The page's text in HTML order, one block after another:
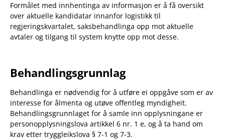
Formålet med innhentinga av informasjon er å få oversikt
over aktuelle kandidatar innanfor logistikk til
regjeringskvartalet, saksbehandlinga opp mot aktuelle
avtaler og tilgang til system knytte opp mot desse.
Behandlingsgrunnlag
Behandlinga er nødvendig for å utføre ei oppgåve som er av
interesse for ålmenta og utøve offentleg myndigheit.
Behandlingsgrunnlaget for å samle inn opplysningane er
personopplysningslova artikkel 6 nr. 1 e, og å ta hand om
krav etter tryggleikslova § 7-1 og 7-3.